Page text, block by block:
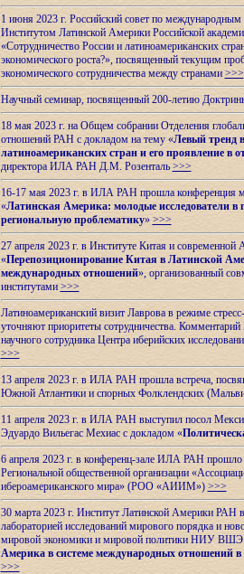
1 июня 2023 г. Российский совет по
Институтом Латинской Америки Российской
«Сотрудничество России и латиноамериканских
экономического роста?», посвященный текущим
экономического сотрудничества между странами >>>
Научный семинар, посвященный 200-летию
18 мая 2023 г. на Общем собрании Отделения
отношений РАН с докладом на тему «Левый тренд
латиноамериканских стран и его проявление в
директора ИЛА РАН Д.М. Розенталь >>>
16-17 мая 2023 г. в ИЛА РАН прошла конференция
«Латинская Америка: молодые исследователи в
региональную проблематику» >>>
27 апреля 2023 г. в Институте Китая и
«Перепозиционирование Китая в Латинской
международных отношений», организованный
институтами >>>
Латиноамериканский визит Лаврова в режиме
уточняют приоритеты сотрудничества.
научного сотрудника Центра иберийских
>>>
13 апреля 2023 г. в ИЛА РАН прошла встреча,
Южной Атлантики и спорных Фолклендских
11 апреля 2023 г. в ИЛА РАН выступил посол
Эдуардо Вильегас Мехиас c докладом «
6 апреля 2023 г. в конференц-зале ИЛА РАН
Региональной общественной организации
ибероамериканского мира» (РОО «АИИМ») >>>
30 марта 2023 г. Институт Латинской Америки РАН
лабораторией исследований мирового порядка и
мировой экономики и мировой политики НИУ ВШЭ
Америка в системе международных отношений в
>>>